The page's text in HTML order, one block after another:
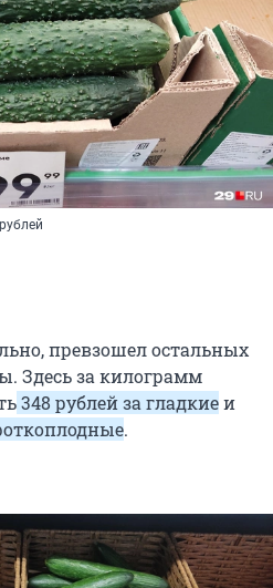
превзошел остальных
Здесь за килограмм
348 рублей за гладкиеи
.